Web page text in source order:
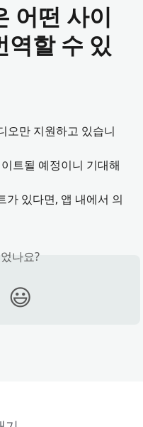
어떤 사이
역할 수 있
오만 지원하고 있습니
트될 예정이니 기대해
가 있다면, 앱 내에서 의
나요?
😃